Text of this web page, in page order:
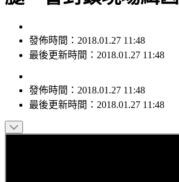
發佈時間：2018.01.27 11:48
最後更新時間：2018.01.27 11:48
發佈時間： 2018.01.27 11:48
最後更新時間： 2018.01.27 11:48